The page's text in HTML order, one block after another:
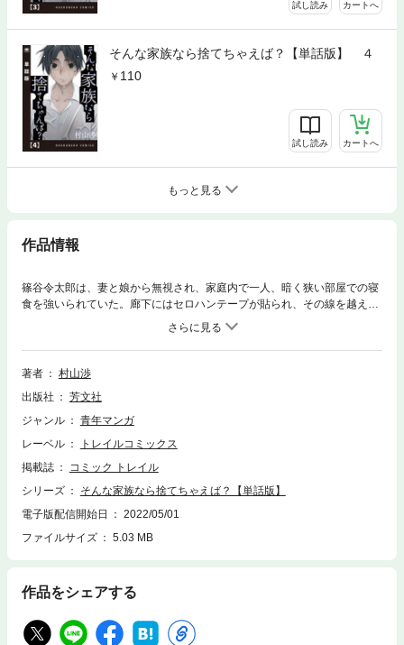
試し読み カートへ
そんな家族なら捨てちゃえば？【単話版】 ４
110
試し読み カートへ
もっと見る
作品情報
篠谷令太郎は、妻と娘から無視され、家庭内で一人、暗く狭い部屋での寝
食を強いられていた。廊下にはセロハンテープが貼られ、その線を越える
ことは禁止されている。「ちょっと変なルールがあるだけ」そう思ってい
た彼に、ある女性が問いかける。「それってDVじゃないですか？」 家族
の再生を目指す男の運命は――。
著者
村山渉
出版社
芳文社
ジャンル
青年マンガ
レーベル
トレイルコミックス
掲載誌
コミック トレイル
シリーズ
そんな家族なら捨てちゃえば？【単話版】
電子版配信開始日
2022/05/01
ファイルサイズ
5.03 MB
作品をシェアする